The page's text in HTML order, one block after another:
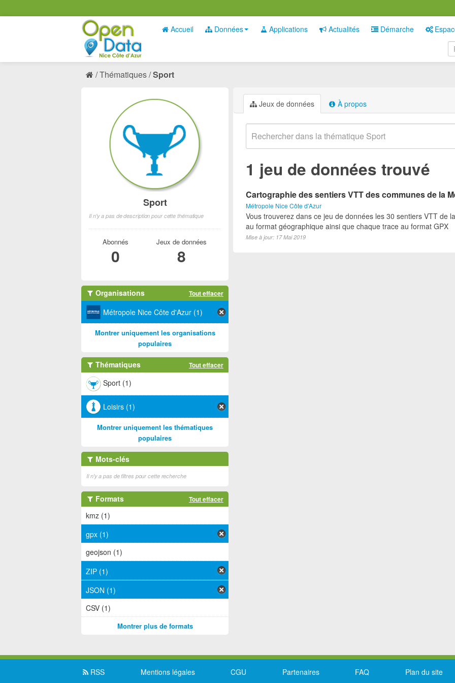
Accueil Données Applications Actualités Démarche
Thématiques Sport
Jeux de données À propos
1 jeu de données trouvé
Cartographie des sentiers VTT des communes de la
Métropole Nice Côte d'Azur
Vous trouverez dans ce jeu de données les 30 sentiers VTT de
au format géographique ainsi que chaque trace au format GPX
Mise à jour: 17 Mai 2019
Sport
Il n'y a pas de description pour cette thématique
Abonnés
0
Jeux de données
8
Organisations Tout effacer
Métropole Nice Côte d'Azur (1)
Montrer uniquement les organisations
populaires
Thématiques Tout effacer
Sport (1)
Loisirs (1)
Montrer uniquement les thématiques
populaires
Mots-clés
Il n'y a pas de filtres pour cette recherche
Formats Tout effacer
kmz (1)
gpx (1)
geojson (1)
ZIP (1)
JSON (1)
CSV (1)
Montrer plus de formats
RSS Mentions légales CGU Partenaires FAQ Plan du site